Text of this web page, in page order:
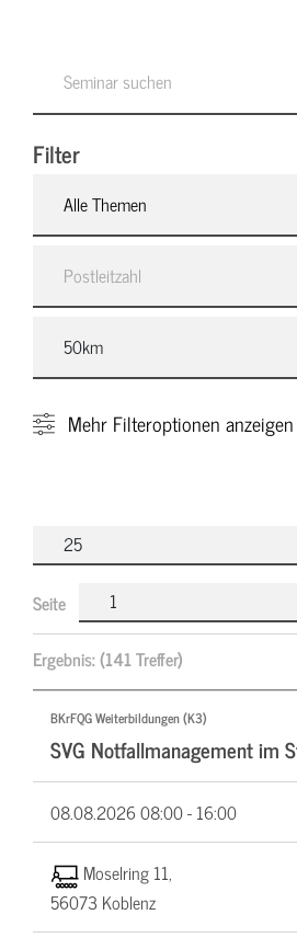
Filter
Alle Themen
Mehr Filteroptionen anzeigen
Seite
Ergebnis:(141 Treffer)
BKrFQG Weiterbildungen (K3)
SVG Notfallmanagement im
08.08.202608:00 - 16:00
Moselring 11,
56073 Koblenz